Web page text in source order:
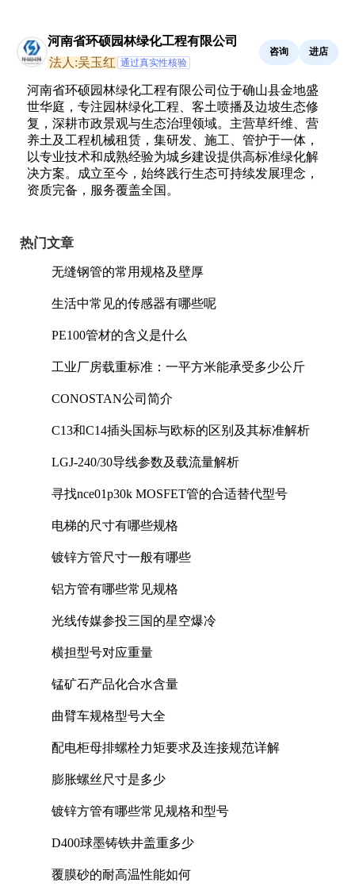
河南省环硕园林绿化工程有限公司
法人:吴玉红 通过真实性核验
咨询 进店
河南省环硕园林绿化工程有限公司位于确山县金地盛
世华庭，专注园林绿化工程、客土喷播及边坡生态修
复，深耕市政景观与生态治理领域。主营草纤维、营
养土及工程机械租赁，集研发、施工、管护于一体，
以专业技术和成熟经验为城乡建设提供高标准绿化解
决方案。成立至今，始终践行生态可持续发展理念，
资质完备，服务覆盖全国。
热门文章
无缝钢管的常用规格及壁厚
生活中常见的传感器有哪些呢
PE100管材的含义是什么
工业厂房载重标准：一平方米能承受多少公斤
CONOSTAN公司简介
C13和C14插头国标与欧标的区别及其标准解析
LGJ-240/30导线参数及载流量解析
寻找nce01p30k MOSFET管的合适替代型号
电梯的尺寸有哪些规格
镀锌方管尺寸一般有哪些
铝方管有哪些常见规格
光线传媒参投三国的星空爆冷
横担型号对应重量
锰矿石产品化合水含量
曲臂车规格型号大全
配电柜母排螺栓力矩要求及连接规范详解
膨胀螺丝尺寸是多少
镀锌方管有哪些常见规格和型号
D400球墨铸铁井盖重多少
覆膜砂的耐高温性能如何